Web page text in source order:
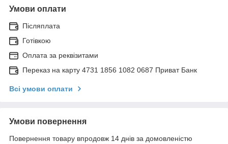
Умови оплати
Післяплата
Готівкою
Оплата за реквізитами
Переказ на карту 4731 1856 1082 0687 Приват Банк
Всі умови оплати
Умови повернення
Повернення товару впродовж 14 днів за домовленістю